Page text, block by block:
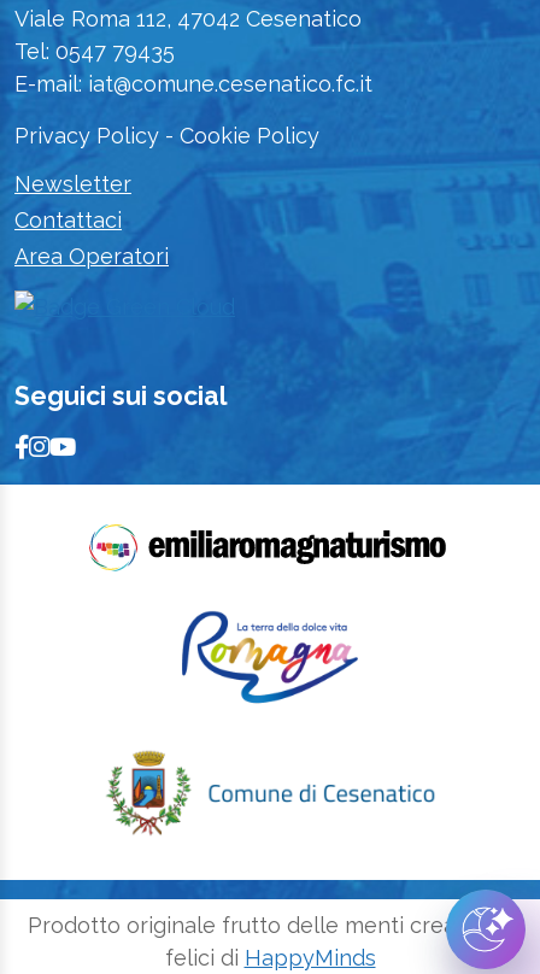
Viale Roma 112, 47042 Cesenatico
Tel: 0547 79435
E-mail: iat@comune.cesenatico.fc.it
Privacy Policy - Cookie Policy
Newsletter
Contattaci
Area Operatori
Seguici sui social
Prodotto originale frutto delle menti creative e
felici di HappyMinds